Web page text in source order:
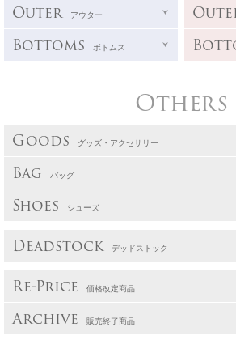
Outer アウター
Bottoms ボトムス
Others
Goods グッズ・アクセサリー
Bag バッグ
Shoes シューズ
Deadstock デッドストック
Re-Price 価格改定商品
Archive 販売終了商品